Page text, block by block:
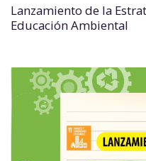
Lanzamiento de la
Educación Ambiental